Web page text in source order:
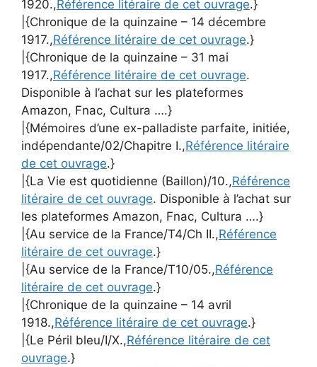
1920.,Référence litéraire de cet ouvrage.}
|{Chronique de la quinzaine – 14 décembre
1917.,Référence litéraire de cet ouvrage.}
|{Chronique de la quinzaine – 31 mai
1917.,Référence litéraire de cet ouvrage.
Disponible à l’achat sur les plateformes
Amazon, Fnac, Cultura ….}
|{Mémoires d’une ex-palladiste parfaite, initiée,
indépendante/02/Chapitre I.,Référence litéraire
de cet ouvrage.}
|{La Vie est quotidienne (Baillon)/10.,Référence
litéraire de cet ouvrage. Disponible à l’achat sur
les plateformes Amazon, Fnac, Cultura ….}
|{Au service de la France/T4/Ch II.,Référence
litéraire de cet ouvrage.}
|{Au service de la France/T10/05.,Référence
litéraire de cet ouvrage.}
|{Chronique de la quinzaine – 14 avril
1918.,Référence litéraire de cet ouvrage.}
|{Le Péril bleu/I/X.,Référence litéraire de cet
ouvrage.}